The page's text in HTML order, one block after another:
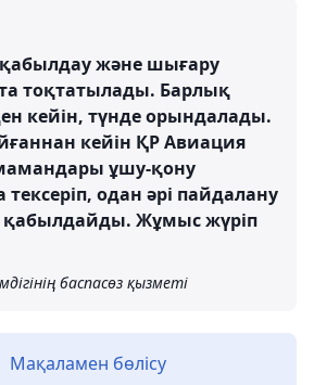
қабылдау және шығару
тоқтатылады. Барлық
кейін, түнде орындалады.
кейін ҚР Авиация
мамандары ұшу-қону
одан әрі пайдалану
Жұмыс жүріп
баспасөз қызметі
Мақаламен бөлісу